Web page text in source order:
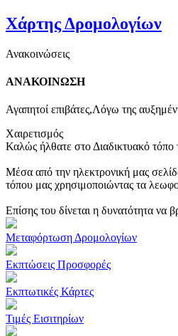
Χάρτης Δρομολογίων
Ανακοινώσεις
ΑΝΑΚΟΙΝΩΣΗ
Αγαπητοί επιβάτες,Λόγω της
Χαιρετισμός
Καλώς ήλθατε στο Διαδικτυακό
Μέσα από την ηλεκτρονική μας
τόπου μας χρησιμοποιώντας τα
Επίσης του δίνεται η δυνατότητα να
Μεταφόρτωση Δρομολογίων
Εκπτώσεις Προσφορές
Εκπτωτικές Κάρτες
Τιμές Εισιτηρίων